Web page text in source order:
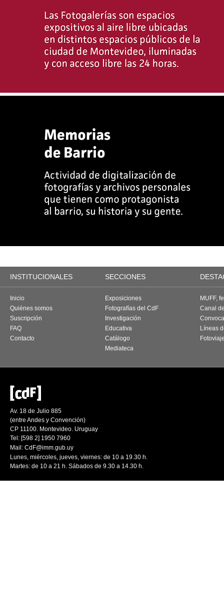
INSTITUCIONALES SECCIONES
Inicio
Quiénes somos
Suscripción
FAQ
Contacto
Exposiciones
Fotografías del CdF
Investigación
Educativa
Catálogo
Mediateca
MUFF,
Canal
Líneas
Av. 18 de Julio 885
(entre Andes y Convención)
CP 11100. Montevideo. Uruguay
Tel: [598 2] 1950 7960
Mail: CdF@imm.gub.uy
Lunes, miércoles, jueves, viernes: de 10 a 19.30 h.
Martes: de 10 a 21 h. Sábados de 9.30 a 14.30 h.